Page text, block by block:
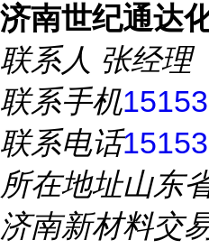
济南世纪通达
联系人 张经理
联系手机
联系电话
所在地址山东
济南新材料交